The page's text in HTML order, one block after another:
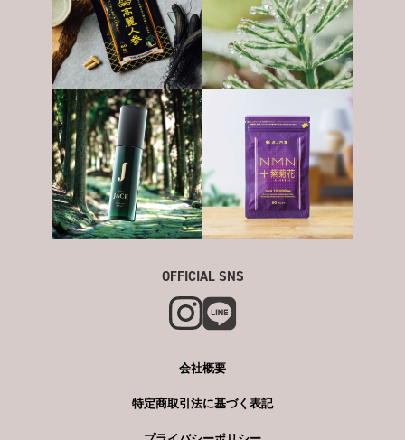
OFFICIAL SNS
会社概要
特定商取引法に基づく表記